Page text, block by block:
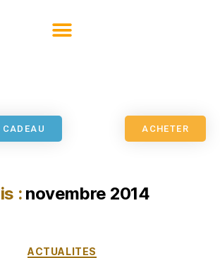
CADEAU ACHETER
: novembre 2014
ACTUALITES